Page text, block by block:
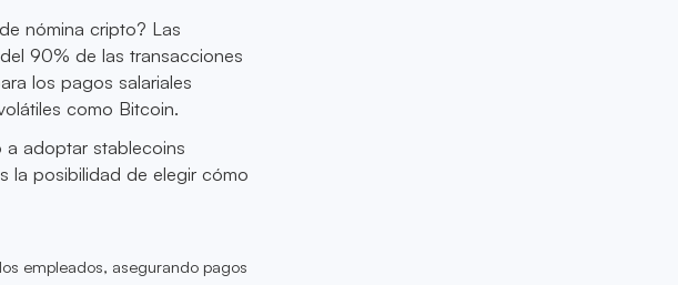
nómina cripto? Las
90% de las transacciones
los pagos salariales
como Bitcoin.
a adoptar stablecoins
la posibilidad de elegir cómo
empleados, asegurando pagos